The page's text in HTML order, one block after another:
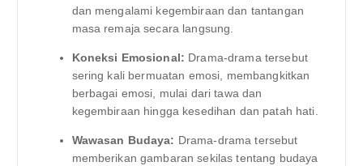
dan mengalami kegembiraan dan tantangan
masa remaja secara langsung.
Koneksi Emosional: Drama-drama tersebut
sering kali bermuatan emosi, membangkitkan
berbagai emosi, mulai dari tawa dan
kegembiraan hingga kesedihan dan patah hati.
Wawasan Budaya: Drama-drama tersebut
memberikan gambaran sekilas tentang budaya